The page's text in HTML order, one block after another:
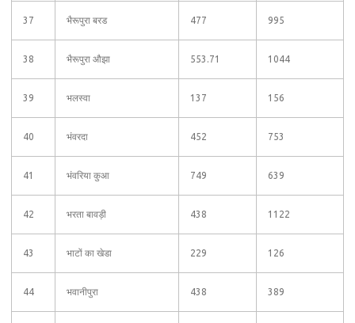
37 भैरूपुरा बरड 477 995
38 भैरूपुरा औझा 553.71 1044
39 भलस्वा 137 156
40 भंवरदा 452 753
41 भंवरिया कुआ 749 639
42 भरता बावड़ी 438 1122
43 भाटों का खेडा 229 126
44 भवानीपुरा 438 389